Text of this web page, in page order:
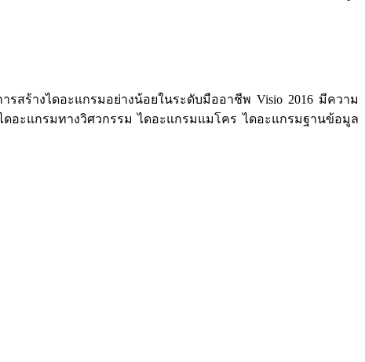
สร้างไดอะแกรมอย่างน้อยในระดับมืออาชีพ Visio 2016 มีความ
อะแกรมทางวิศวกรรม ไดอะแกรมแมโคร ไดอะแกรมฐานข้อมูล